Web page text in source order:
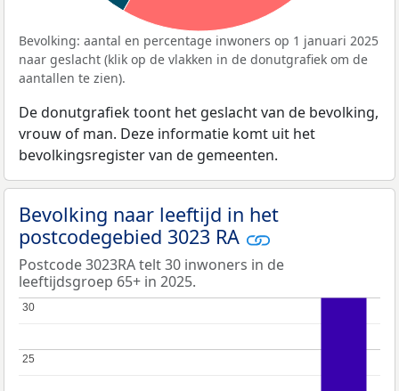
Bevolking: aantal en percentage inwoners op 1 januari 2025
naar geslacht (klik op de vlakken in de donutgrafiek om de
aantallen te zien).
De donutgrafiek toont het geslacht van de bevolking,
vrouw of man. Deze informatie komt uit het
bevolkingsregister van de gemeenten.
Bevolking naar leeftijd in het
postcodegebied 3023 RA
Postcode 3023RA telt 30 inwoners in de
leeftijdsgroep 65+ in 2025.
25
25
30
30